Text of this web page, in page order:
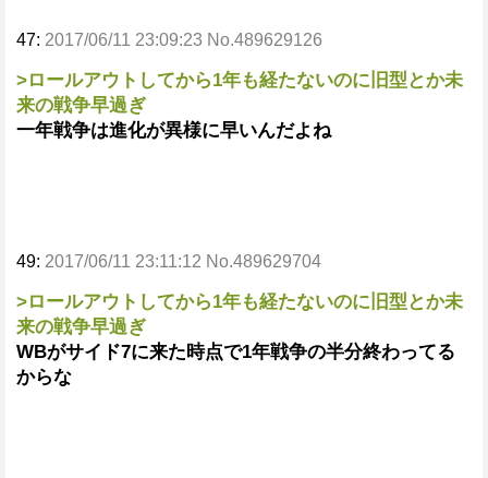
47: 2017/06/11 23:09:23 No.489629126
>ロールアウトしてから1年も経たないのに旧型とか未
来の戦争早過ぎ
一年戦争は進化が異様に早いんだよね
49: 2017/06/11 23:11:12 No.489629704
>ロールアウトしてから1年も経たないのに旧型とか未
来の戦争早過ぎ
WBがサイド7に来た時点で1年戦争の半分終わってる
からな